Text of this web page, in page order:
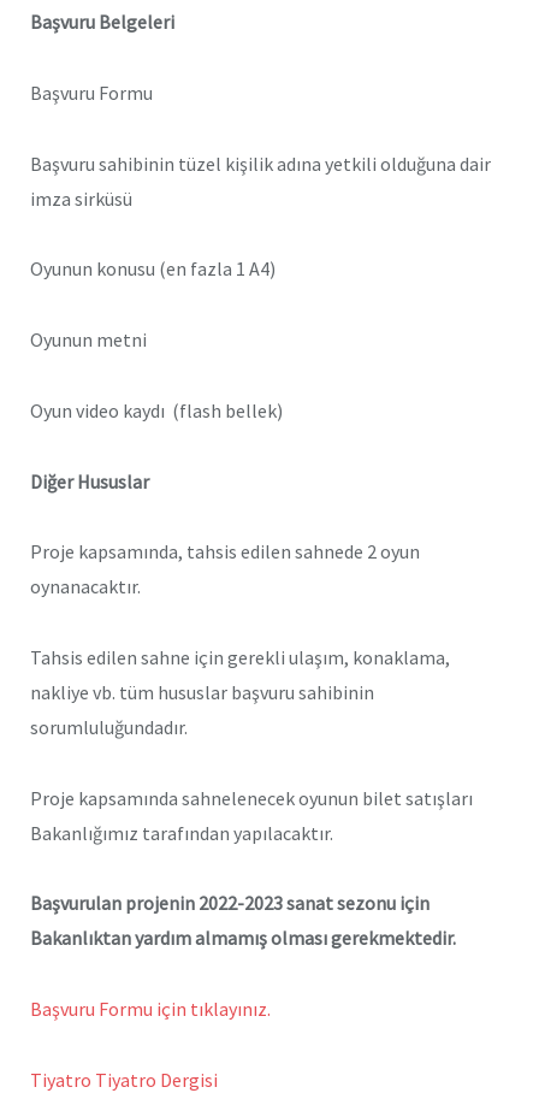
Başvuru Belgeleri
Başvuru Formu
Başvuru sahibinin tüzel kişilik adına yetkili olduğuna dair
imza sirküsü
Oyunun konusu (en fazla 1 A4)
Oyunun metni
Oyun video kaydı (flash bellek)
Diğer Hususlar
Proje kapsamında, tahsis edilen sahnede 2 oyun
oynanacaktır.
Tahsis edilen sahne için gerekli ulaşım, konaklama,
nakliye vb. tüm hususlar başvuru sahibinin
sorumluluğundadır.
Proje kapsamında sahnelenecek oyunun bilet satışları
Bakanlığımız tarafından yapılacaktır.
Başvurulan projenin 2022-2023 sanat sezonu için
Bakanlıktan yardım almamış olması gerekmektedir.
Başvuru Formu için tıklayınız.
Tiyatro Tiyatro Dergisi